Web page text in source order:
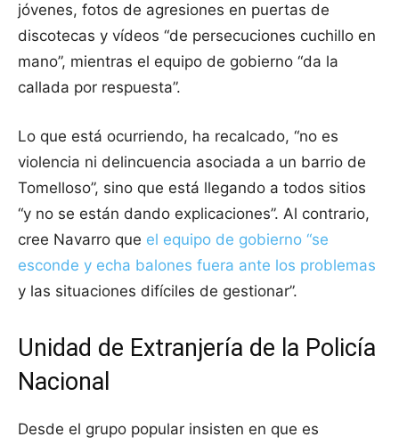
jóvenes, fotos de agresiones en puertas de
discotecas y vídeos “de persecuciones cuchillo en
mano”, mientras el equipo de gobierno “da la
callada por respuesta”.
Lo que está ocurriendo, ha recalcado, “no es
violencia ni delincuencia asociada a un barrio de
Tomelloso”, sino que está llegando a todos sitios
“y no se están dando explicaciones”. Al contrario,
cree Navarro que el equipo de gobierno “se
esconde y echa balones fuera ante los problemas
y las situaciones difíciles de gestionar”.
Unidad de Extranjería de la Policía
Nacional
Desde el grupo popular insisten en que es